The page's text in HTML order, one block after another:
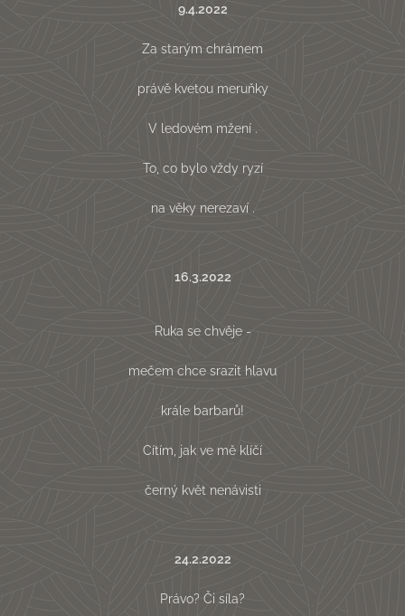
9.4.2022
Za starým chrámem
právě kvetou meruňky
V ledovém mžení .
To, co bylo vždy ryzí
na věky nerezaví .
16.3.2022
Ruka se chvěje -
mečem chce srazit hlavu
krále barbarů!
Cítím, jak ve mě klíčí
černý květ nenávisti
24.2.2022
Právo? Či síla?